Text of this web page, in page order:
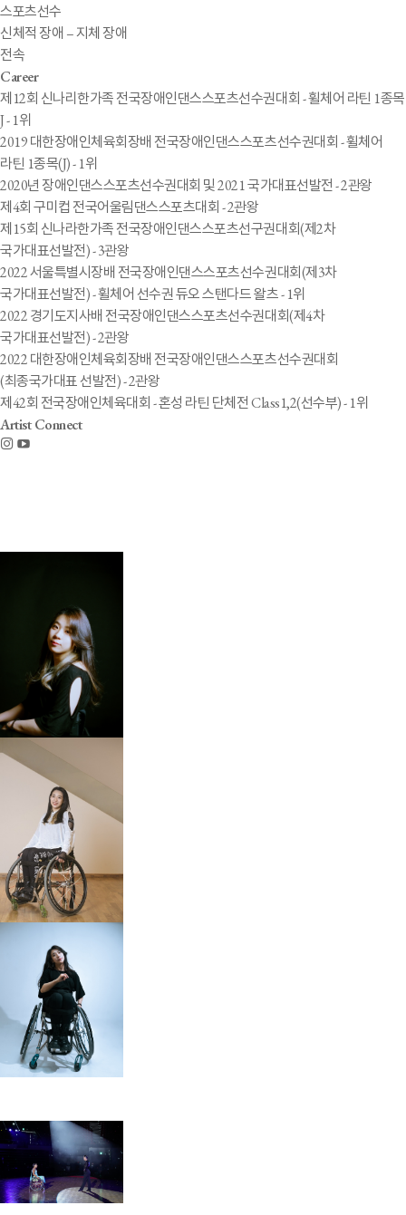
스포츠선수
신체적 장애 – 지체 장애
전속
Career
제12회 신나리한가족 전국장애인댄스스포츠선수권대회 - 휠체어 라틴 1종목
J - 1위
2019 대한장애인체육회장배 전국장애인댄스스포츠선수권대회 - 휠체어
라틴 1종목(J) - 1위
2020년 장애인댄스스포츠선수권대회 및 2021 국가대표선발전 - 2관왕
제4회 구미컵 전국어울림댄스스포츠대회 - 2관왕
제15회 신나라한가족 전국장애인댄스스포츠선구권대회(제2차
국가대표선발전) - 3관왕
2022 서울특별시장배 전국장애인댄스스포츠선수권대회(제3차
국가대표선발전) - 휠체어 선수권 듀오 스탠다드 왈츠 - 1위
2022 경기도지사배 전국장애인댄스스포츠선수권대회(제4차
국가대표선발전) - 2관왕
2022 대한장애인체육회장배 전국장애인댄스스포츠선수권대회
(최종국가대표 선발전) - 2관왕
제42회 전국장애인체육대회 - 혼성 라틴 단체전 Class1,2(선수부) - 1위
Artist Connect